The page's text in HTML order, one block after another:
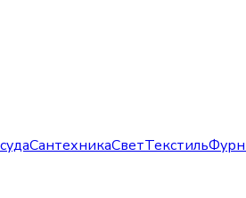
СантехникаСветТекстиль